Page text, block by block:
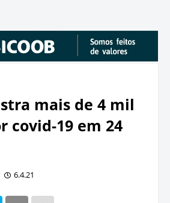
mais de 4 mil
covid-19 em 24
6.4.21